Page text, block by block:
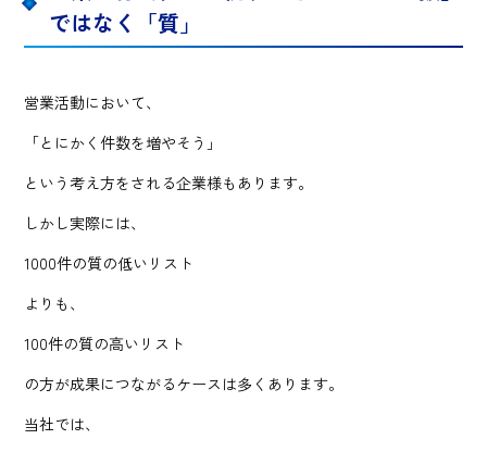
ではなく「質」
営業活動において、
「とにかく件数を増やそう」
という考え方をされる企業様もあります。
しかし実際には、
1000件の質の低いリスト
よりも、
100件の質の高いリスト
の方が成果につながるケースは多くあります。
当社では、